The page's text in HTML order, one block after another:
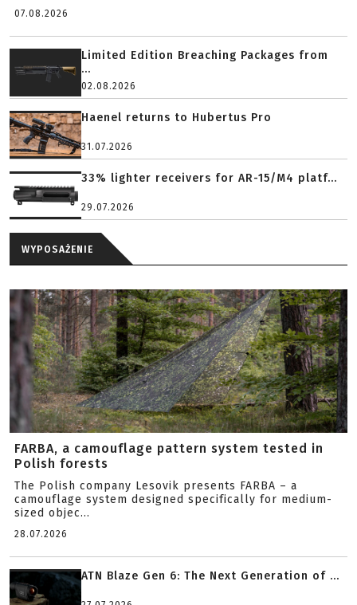
07.08.2026
Limited Edition Breaching Packages from
...
02.08.2026
Haenel returns to Hubertus Pro
31.07.2026
33% lighter receivers for AR-15/M4 platf...
29.07.2026
WYPOSAŻENIE
FARBA, a camouflage pattern system tested in
Polish forests
The Polish company Lesovik presents FARBA – a
camouflage system designed specifically for medium-
sized objec...
28.07.2026
ATN Blaze Gen 6: The Next Generation of ...